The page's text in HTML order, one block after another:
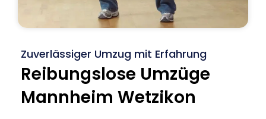
Zuverlässiger Umzug mit Erfahrung
Reibungslose Umzüge
Mannheim Wetzikon